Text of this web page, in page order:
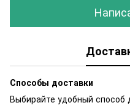
Способы доставки
Выбирайте удобный способ